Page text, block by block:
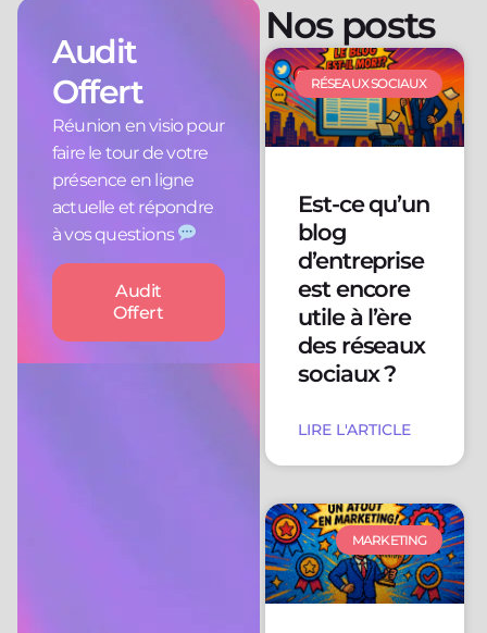
Audit
Offert
Réunion en visio pour
faire le tour de votre
présence en ligne
actuelle et répondre
à vos questions
Audit
Offert
Nos posts
RÉSEAUX SOCIAUX
Est-ce qu’un
blog
d’entreprise
est encore
utile à l’ère
des réseaux
sociaux ?
LIRE L'ARTICLE
MARKETING